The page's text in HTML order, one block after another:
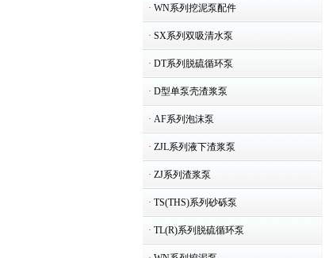
· WN系列挖泥泵配件
· SX系列双吸清水泵
· DT系列脱硫循环泵
· D型单泵壳渣浆泵
· AF系列泡沫泵
· ZJL系列液下渣浆泵
· ZJ系列渣浆泵
· TS(THS)系列砂砾泵
· TL(R)系列脱硫循环泵